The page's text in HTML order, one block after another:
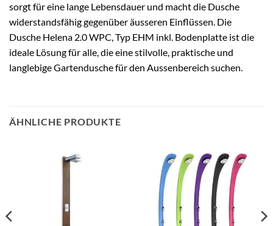
sorgt für eine lange Lebensdauer und macht die Dusche
widerstandsfähig gegenüber äusseren Einflüssen. Die
Dusche Helena 2.0 WPC, Typ EHM inkl. Bodenplatte ist die
ideale Lösung für alle, die eine stilvolle, praktische und
langlebige Gartendusche für den Aussenbereich suchen.
ÄHNLICHE PRODUKTE